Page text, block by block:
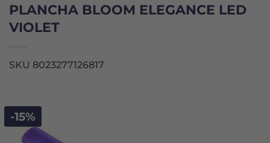
PLANCHA BLOOM ELEGANCE LED
VIOLET
SKU 8023277126817
-15%